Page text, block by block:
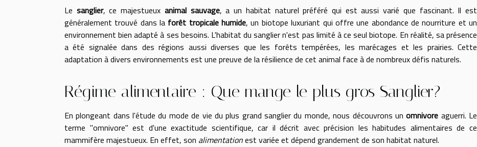
Le sanglier, ce majestueux animal sauvage, a un habitat naturel préféré qui est aussi varié que fascinant. Il est
généralement trouvé dans la forêt tropicale humide, un biotope luxuriant qui offre une abondance de nourriture et un
environnement bien adapté à ses besoins. L'habitat du sanglier n'est pas limité à ce seul biotope. En réalité, sa présence
a été signalée dans des régions aussi diverses que les forêts tempérées, les marécages et les prairies. Cette
adaptation à divers environnements est une preuve de la résilience de cet animal face à de nombreux défis naturels.
Régime alimentaire : Que mange le plus gros Sanglier?
En plongeant dans l'étude du mode de vie du plus grand sanglier du monde, nous découvrons unomnivore aguerri. Le
terme "omnivore" est d'une exactitude scientifique, car il décrit avec précision les habitudes alimentaires de ce
mammifère majestueux. En effet, son alimentationest variée et dépend grandement de son habitat naturel.